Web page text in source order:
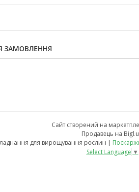
ЗАМОВЛЕННЯ
Сайт створений на
Продавець на
fito-led.in.ua - обладнання для вирощування рослин |
Select Language ▼